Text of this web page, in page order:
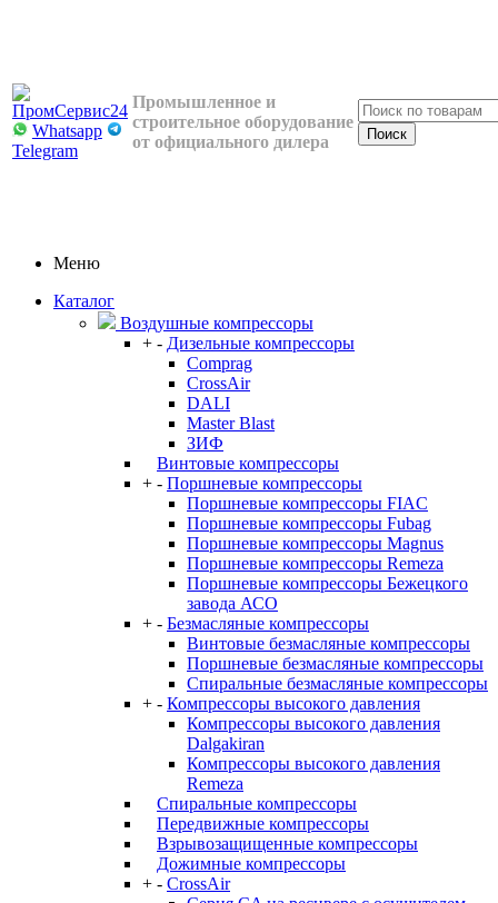
Whatsapp
Telegram
Промышленное и
строительное оборудование
от официального дилера
Меню
Каталог
Воздушные компрессоры
+ - Дизельные компрессоры
Comprag
CrossAir
DALI
Master Blast
ЗИФ
Винтовые компрессоры
+ - Поршневые компрессоры
Поршневые компрессоры FIAC
Поршневые компрессоры Fubag
Поршневые компрессоры Magnus
Поршневые компрессоры Remeza
Поршневые компрессоры Бежецкого
завода АСО
+ - Безмасляные компрессоры
Винтовые безмасляные компрессоры
Поршневые безмасляные компрессоры
Спиральные безмасляные компрессоры
+ - Компрессоры высокого давления
Компрессоры высокого давления
Dalgakiran
Компрессоры высокого давления
Remeza
Спиральные компрессоры
Передвижные компрессоры
Взрывозащищенные компрессоры
Дожимные компрессоры
+ - CrossAir